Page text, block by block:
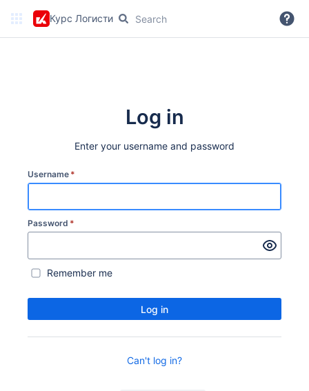
Курс Логистика Wiki
Log in
Enter your username and password
Username *
Password *
Remember me
Log in
Can't log in?